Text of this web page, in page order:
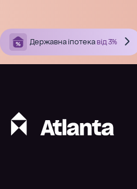
Державна іпотека від 3%